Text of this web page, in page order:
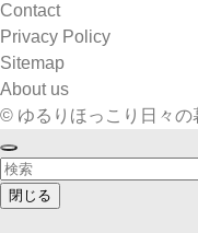
Contact
Privacy Policy
Sitemap
About us
© ゆるりほっこり日々の
閉じる